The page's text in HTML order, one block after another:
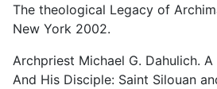
The theological Legacy of
New York 2002.
Archpriest Michael G. Dahulich.
And His Disciple: Saint Silouan